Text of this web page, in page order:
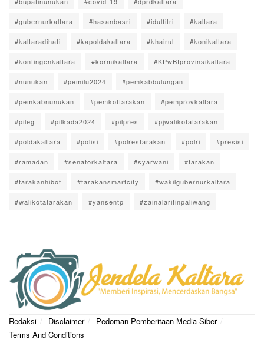
#gubernurkaltara #hasanbasri #idulfitri #kaltara
#kaltaradihati #kapoldakaltara #khairul #konikaltara
#kontingenkaltara #kormikaltara #KPwBIprovinsikaltara
#nunukan #pemilu2024 #pemkabbulungan
#pemkabnunukan #pemkottarakan #pemprovkaltara
#pileg #pilkada2024 #pilpres #pjwalikotatarakan
#poldakaltara #polisi #polrestarakan #polri #presisi
#ramadan #senatorkaltara #syarwani #tarakan
#tarakanhibot #tarakansmartcity #wakilgubernurkaltara
#walikotatarakan #yansentp #zainalarifinpaliwang
Redaksi Disclaimer
Pedoman Pemberitaan Media Siber
Terms And Conditions